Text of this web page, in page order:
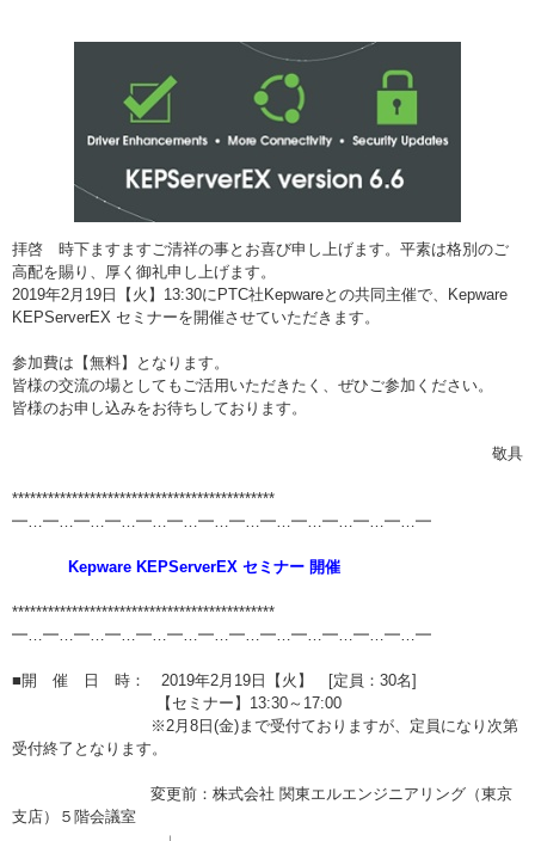
拝啓 時下ますますご清祥の事とお喜び申し上げます。平素は格別のご
高配を賜り、厚く御礼申し上げます。
2019年2月19日【火】13:30にPTC社Kepwareとの共同主催で、Kepware
KEPServerEX セミナーを開催させていただきます。
参加費は【無料】となります。
皆様の交流の場としてもご活用いただきたく、ぜひご参加ください。
皆様のお申し込みをお待ちしております。
敬具
********************************************
━…━…━…━…━…━…━…━…━…━…━…━…━…━
Kepware KEPServerEX セミナー 開催
********************************************
━…━…━…━…━…━…━…━…━…━…━…━…━…━
■開 催 日 時： 2019年2月19日【火】 [定員：30名]
【セミナー】13:30～17:00
※2月8日(金)まで受付ておりますが、定員になり次第
受付終了となります。
変更前：株式会社 関東エルエンジニアリング（東京
支店）５階会議室